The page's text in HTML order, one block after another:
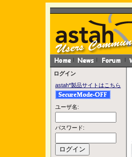
ログイン
astah*製品サイトはこちら
ユーザ名:
パスワード: